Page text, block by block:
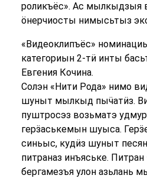
роликъёс». Ас мылкыдзыя
ӧнерчиосты нимысьтыз
«Видеоклипъёс»
категориын 2-тӥ инты
Евгения Кочина.
Солэн «Нити Рода» нимо
шуныт мылкыд пыӵатӥз.
пуштросэз возьматэ
герӟаськемын шуыса.
синьыс, кудӥз шуныт
питраназ инъяське. Питран
бергамезъя улон азьлань